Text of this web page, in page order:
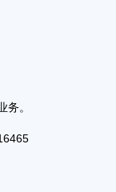
。